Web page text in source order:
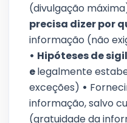
(divulgação
precisa dizer por
informação (não
• Hipóteses de
elegalmente
exceções) •
informação, salvo
(gratuidade da